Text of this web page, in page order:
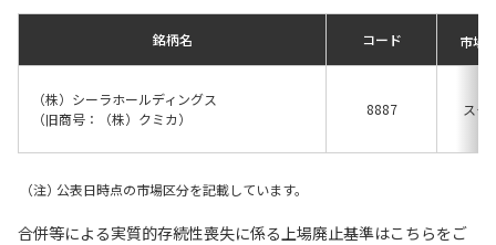
銘柄名 コード 市場
（株）シーラホールディングス
（旧商号：（株）クミカ）
8887 スタ
公表日時点の市場区分を記載しています。
合併等による実質的存続性喪失に係る上場廃止基準はこちらをご